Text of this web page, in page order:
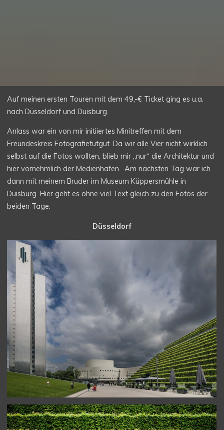
Auf meinen ersten Touren mit dem 49,-€ Ticket ging es u.a.
nach Düsseldorf und Duisburg.
Anlass war ein von mir initiiertes Minitreffen mit dem
Freundeskreis Fotografietutgut. Da wir alle Vier nicht wirklich
selbst auf die Fotos wollten, blieb mir „nur“ die Architektur und
hier vornehmlich der Medienhafen. Am nächsten Tag war ich
dann mit meinem Bruder im Museum Küppersmühle in
Duisburg. Hier geht es ohne viel Text gleich zu den Fotos der
beiden Tage:
Düsseldorf